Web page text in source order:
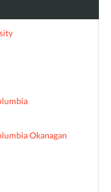
Okanagan